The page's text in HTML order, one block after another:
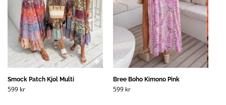
Smock Patch Kjol Multi
599 kr
Bree Boho Kimono Pink
599 kr